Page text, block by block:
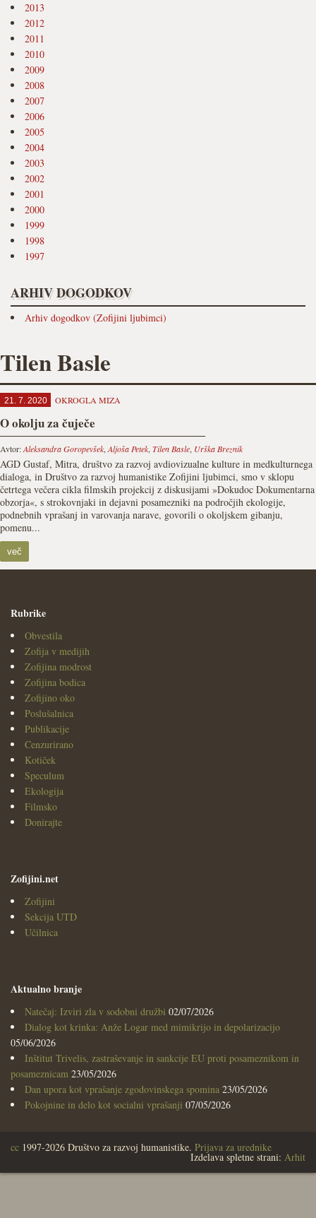
2013
2012
2011
2010
2009
2008
2007
2006
2005
2004
2003
2002
2001
2000
1999
1998
1997
ARHIV DOGODKOV
Arhiv dogodkov (Zofijini ljubimci)
Tilen Basle
21. 7. 2020 OKROGLA MIZA
O okolju za čuječe
Avtor:Aleksandra Goropevšek, Aljoša Petek, Tilen Basle, Urška Breznik
AGD Gustaf, Mitra, društvo za razvoj avdiovizualne kulture in medkulturnega
dialoga, in Društvo za razvoj humanistike Zofijini ljubimci, smo v sklopu
četrtega večera cikla filmskih projekcij z diskusijami »Dokudoc Dokumentarna
obzorja«, s strokovnjaki in dejavni posamezniki na področjih ekologije,
podnebnih vprašanj in varovanja narave, govorili o okoljskem gibanju,
pomenu...
več
Rubrike
Obvestila
Zofija v medijih
Zofijina modrost
Zofijina bodica
Zofijino oko
Poslušalnica
Publikacije
Cenzurirano
Kotiček
Speculum
Ekologija
Filmsko
Donirajte
Zofijini.net
Zofijini
Sekcija UTD
Učilnica
Aktualno branje
Natečaj: Izviri zla v sodobni družbi 02/07/2026
Dialog kot krinka: Anže Logar med mimikrijo in depolarizacijo
05/06/2026
Inštitut Trivelis, zastraševanje in sankcije EU proti posameznikom in
posameznicam 23/05/2026
Dan upora kot vprašanje zgodovinskega spomina 23/05/2026
Pokojnine in delo kot socialni vprašanji 07/05/2026
cc 1997-2026 Društvo za razvoj humanistike. Prijava za urednike
Izdelava spletne strani: Arhit